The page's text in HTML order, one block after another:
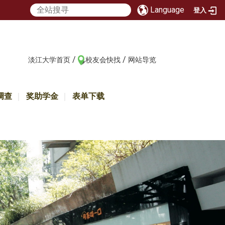
Language 登入
淡江大学首页 / 校友会快找 / 网站导览
查 奖助学金 表单下载